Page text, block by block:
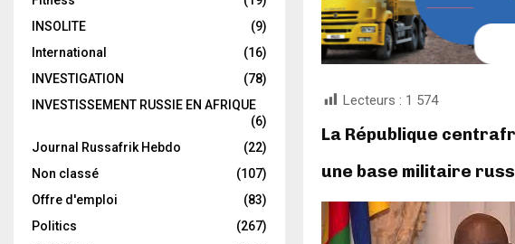
Lecteurs : 1 574
La République
une base militaire
INSOLITE
(9)
International
(16)
INVESTIGATION
(78)
INVESTISSEMENT RUSSIE EN AFRIQUE
(6)
Journal Russafrik Hebdo
(22)
Non classé
(107)
Offre d'emploi
(83)
Politics
(267)